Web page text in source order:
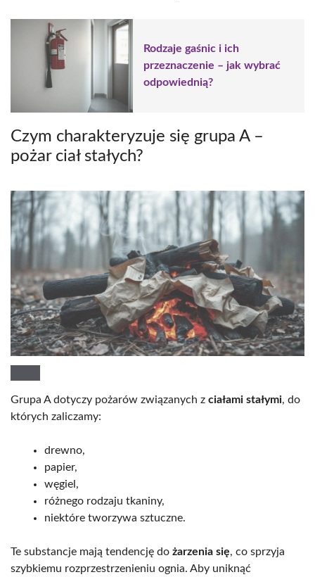
Rodzaje gaśnic i ich
przeznaczenie – jak wybrać
odpowiednią?
Czym charakteryzuje się grupa A –
pożar ciał stałych?
Grupa A dotyczy pożarów związanych z ciałami stałymi, do
których zaliczamy:
drewno,
papier,
węgiel,
różnego rodzaju tkaniny,
niektóre tworzywa sztuczne.
Te substancje mają tendencję do żarzenia się, co sprzyja
szybkiemu rozprzestrzenieniu ognia. Aby uniknąć